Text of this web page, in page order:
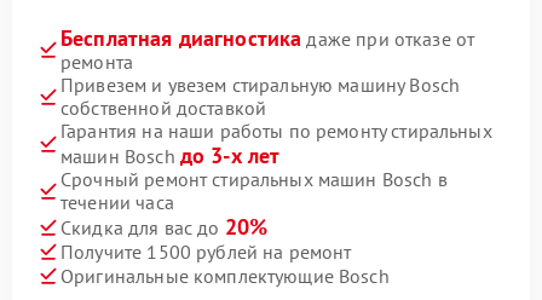
Бесплатная диагностика даже при отказе от
ремонта
Привезем и увезем стиральную машину Bosch
собственной доставкой
Гарантия на наши работы по ремонту стиральных
машин Bosch до 3-х лет
Срочный ремонт стиральных машин Bosch в
течении часа
Скидка для вас до 20%
Получите 1500 рублей на ремонт
Оригинальные комплектующие Bosch